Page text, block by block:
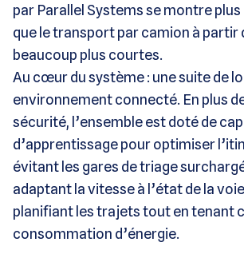
par Parallel Systems se montre
que le transport par camion à partir
beaucoup plus courtes.
Au cœur du système : une suite de
environnement connecté. En plus
sécurité, l’ensemble est doté de
d’apprentissage pour optimiser
évitant les gares de triage
adaptant la vitesse à l’état de la
planifiant les trajets tout en tenant
consommation d’énergie.